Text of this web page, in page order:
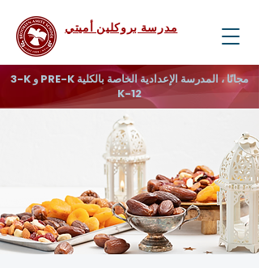
مدرسة بروكلين أميتي
3-K و PRE-K مجانًا ، المدرسة الإعدادية الخاصة بالكلية
K-12